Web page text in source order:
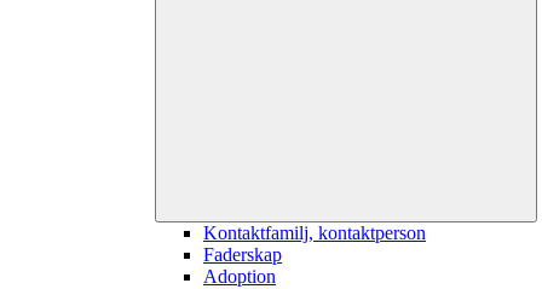
Kontaktfamilj, kontaktperson
Faderskap
Adoption